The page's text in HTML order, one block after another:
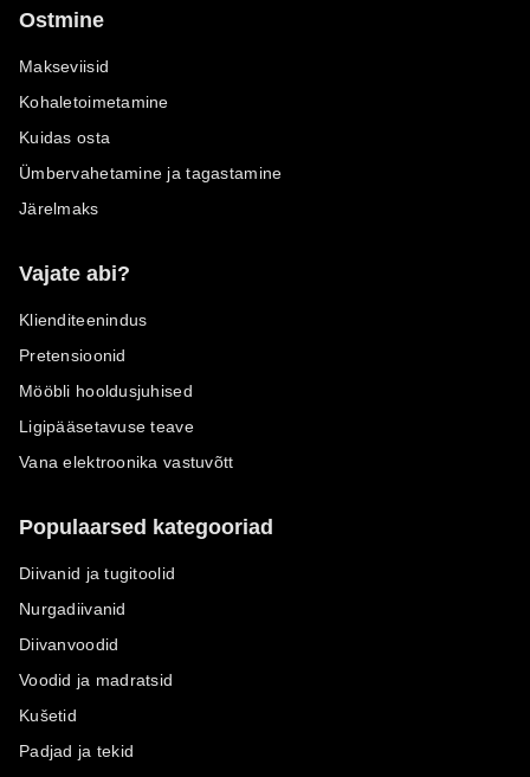
Ostmine
Makseviisid
Kohaletoimetamine
Kuidas osta
Ümbervahetamine ja tagastamine
Järelmaks
Vajate abi?
Klienditeenindus
Pretensioonid
Mööbli hooldusjuhised
Ligipääsetavuse teave
Vana elektroonika vastuvõtt
Populaarsed kategooriad
Diivanid ja tugitoolid
Nurgadiivanid
Diivanvoodid
Voodid ja madratsid
Kušetid
Padjad ja tekid